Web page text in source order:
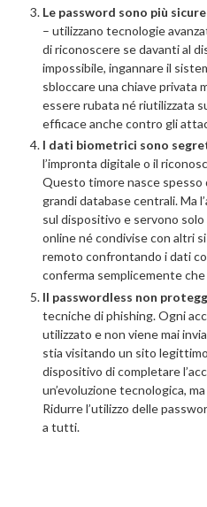
Le password sono più
– utilizzano tecnologie
di riconoscere se davanti al
impossibile, ingannare il
sbloccare una chiave privata
essere rubata né riutilizzata
efficace anche contro gli
I dati biometrici sono
l’impronta digitale o il
Questo timore nasce spesso
grandi database centrali. Ma
sul dispositivo e servono
online né condivise con altri
remoto confrontando i dati
conferma semplicemente
Il passwordless non
tecniche di phishing. Ogni
utilizzato e non viene mai
stia visitando un sito
dispositivo di completare
un’evoluzione tecnologica,
Ridurre l’utilizzo delle
a tutti.